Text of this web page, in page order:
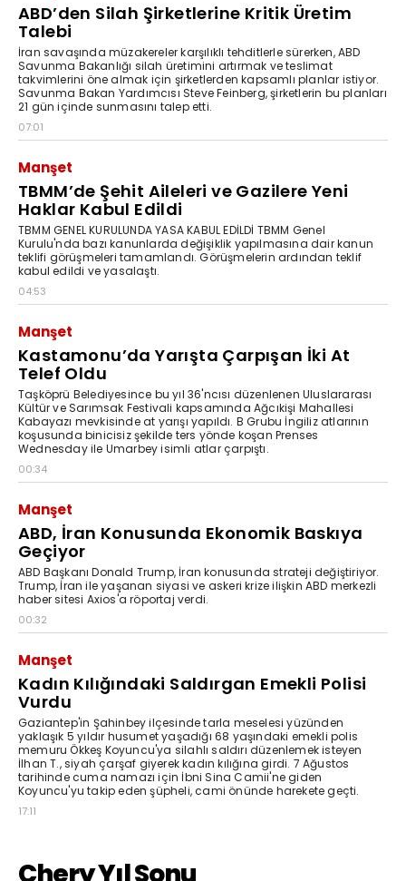
ABD’den Silah Şirketlerine Kritik Üretim
Talebi
İran savaşında müzakereler karşılıklı tehditlerle sürerken, ABD
Savunma Bakanlığı silah üretimini artırmak ve teslimat
takvimlerini öne almak için şirketlerden kapsamlı planlar istiyor.
Savunma Bakan Yardımcısı Steve Feinberg, şirketlerin bu planları
21 gün içinde sunmasını talep etti.
07:01
Manşet
TBMM’de Şehit Aileleri ve Gazilere Yeni
Haklar Kabul Edildi
TBMM GENEL KURULUNDA YASA KABUL EDİLDİ TBMM Genel
Kurulu'nda bazı kanunlarda değişiklik yapılmasına dair kanun
teklifi görüşmeleri tamamlandı. Görüşmelerin ardından teklif
kabul edildi ve yasalaştı.
04:53
Manşet
Kastamonu’da Yarışta Çarpışan İki At
Telef Oldu
Taşköprü Belediyesince bu yıl 36'ncısı düzenlenen Uluslararası
Kültür ve Sarımsak Festivali kapsamında Ağcıkişi Mahallesi
Kabayazı mevkisinde at yarışı yapıldı. B Grubu İngiliz atlarının
koşusunda binicisiz şekilde ters yönde koşan Prenses
Wednesday ile Umarbey isimli atlar çarpıştı.
00:34
Manşet
ABD, İran Konusunda Ekonomik Baskıya
Geçiyor
ABD Başkanı Donald Trump, İran konusunda strateji değiştiriyor.
Trump, İran ile yaşanan siyasi ve askeri krize ilişkin ABD merkezli
haber sitesi Axios'a röportaj verdi.
00:32
Manşet
Kadın Kılığındaki Saldırgan Emekli Polisi
Vurdu
Gaziantep'in Şahinbey ilçesinde tarla meselesi yüzünden
yaklaşık 5 yıldır husumet yaşadığı 68 yaşındaki emekli polis
memuru Ökkeş Koyuncu'ya silahlı saldırı düzenlemek isteyen
İlhan T., siyah çarşaf giyerek kadın kılığına girdi. 7 Ağustos
tarihinde cuma namazı için İbni Sina Camii'ne giden
Koyuncu'yu takip eden şüpheli, cami önünde harekete geçti.
17:11